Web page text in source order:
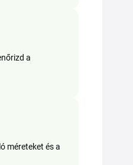
a
méreteket és a